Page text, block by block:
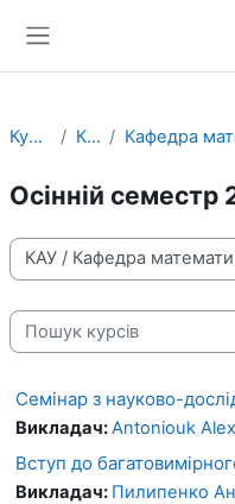
Курси КАУ
Осінній
Категорії курсів
Пошук курсів
Семінар з науково-
Викладач:Antoniouk
Вступ до
Викладач: Пилипенко